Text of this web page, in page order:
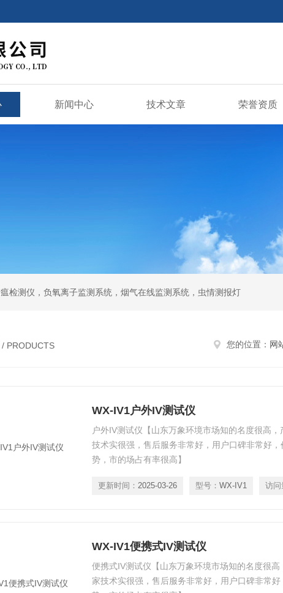
新闻中心 技术文章 荣誉资质
检测仪，负氧离子监测系统，烟气在线监测系统，虫情测报灯
/ PRODUCTS 您的位置： 网
WX-IV1户外IV测试仪
户外IV测试仪【山东万象环境市场知的名度很高
技术实很强，售后服务非常好，用户口碑非常好
势，市的场占有率很高】
更新时间： 2025-03-26 型号： WX-IV1 访问
WX-IV1便携式IV测试仪
便携式IV测试仪【山东万象环境市场知的名度很
家技术实很强，售后服务非常好，用户口碑非常